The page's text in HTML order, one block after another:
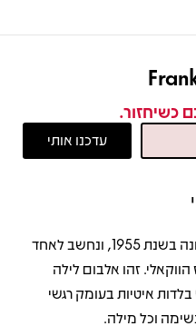
כשיחזור.
תיאור
In The Wee Small Hours של Frank Sinatra יצא לראשונה בשנת 1955, ונחשב לאחד
זהו אלבום לילה
איטיות בעומק רגשי
וכל מילה.